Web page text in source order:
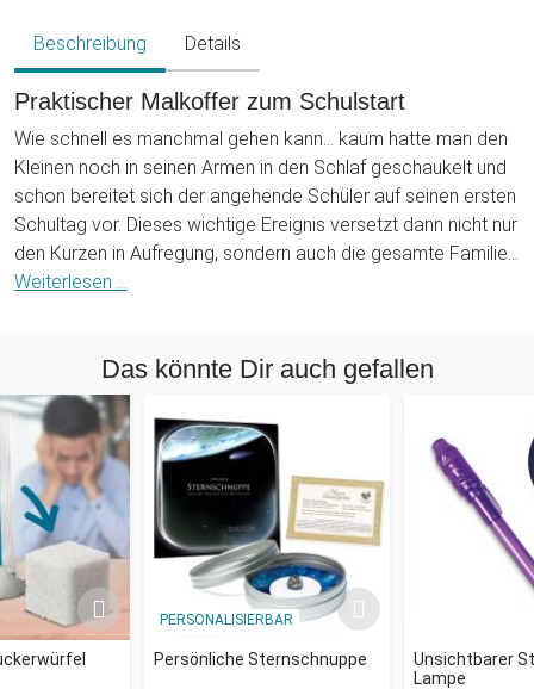
Beschreibung Details
Praktischer Malkoffer zum Schulstart
Wie schnell es manchmal gehen kann... kaum hatte man den
Kleinen noch in seinen Armen in den Schlaf geschaukelt und
schon bereitet sich der angehende Schüler auf seinen ersten
Schultag vor. Dieses wichtige Ereignis versetzt dann nicht nur
den Kurzen in Aufregung, sondern auch die gesamte Familie.
Schließlich wird jetzt die traditionelle Schultüte vorbereitet
und und... Manche Eltern veranstalten sogar eine kleine Feier,
um diesen wichtigen Schritt zu zelebrieren und da dürfen
natürlich auch die passenden Geschenke nicht fehlen. Wie
wäre es denn mit einem personalisierten Malkasten Set mit
Holzkoffer zur Einschulung?
Mit dem 67-teiligen Malset bekommt der angehende Schüler
alles, was er für das Ausleben seiner Kreativität braucht:
einen 30-blättrigen Malblock in DIN A4 Format, ein Lineal mit
Bleistift, Radiergummi und Pinsel sowie auch einen
Wasserfarbkasten mit Bunt-, Filz-, Öl-Pastell- und
Wachsmalkreidestiften! All die praktischen Malutensilien sind
Weiterlesen ...
Das könnte Dir auch gefallen
PERSONALISIERBAR
Persönliche Sternschnuppe
Unsichtbarer
Lampe